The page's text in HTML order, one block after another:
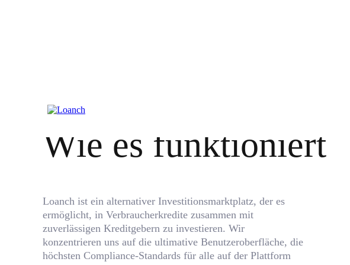
Wie es funktioniert
Loanch ist ein alternativer Investitionsmarktplatz, der es
ermöglicht, in Verbraucherkredite zusammen mit
zuverlässigen Kreditgebern zu investieren. Wir
konzentrieren uns auf die ultimative Benutzeroberfläche, die
höchsten Compliance-Standards für alle auf der Plattform